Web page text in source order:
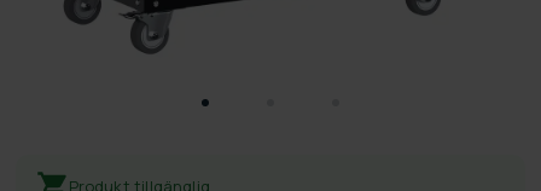
Produkt tillgänglig